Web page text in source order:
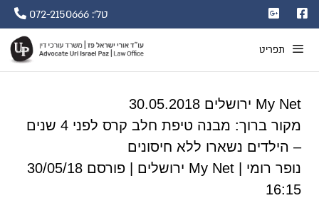
טל': 072-2150666
תפריט
My Net ירושלים 30.05.2018
מקור ברוך: מבנה טיפת חלב קרס לפני 4 שנים
– הילדים נשארו ללא חיסונים
נופר רומי | My Net ירושלים | פורסם 30/05/18
16:15